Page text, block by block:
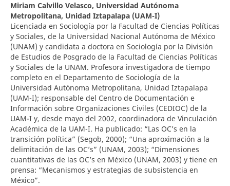
Miriam Calvillo Velasco, Universidad Autónoma
Metropolitana, Unidad Iztapalapa (UAM-I)
Licenciada en Sociología por la Facultad de Ciencias Políticas
y Sociales, de la Universidad Nacional Autónoma de México
(UNAM) y candidata a doctora en Sociología por la División
de Estudios de Posgrado de la Facultad de Ciencias Políticas
y Sociales de la UNAM. Profesora investigadora de tiempo
completo en el Departamento de Sociología de la
Universidad Autónoma Metropolitana, Unidad Iztapalapa
(UAM-I); responsable del Centro de Documentación e
Información sobre Organizaciones Civiles (CEDIOC) de la
UAM-I y, desde mayo del 2002, coordinadora de Vinculación
Académica de la UAM-I. Ha publicado: “Las OC’s en la
transición política” (Segob, 2000); “Una aproximación a la
delimitación de las OC’s” (UNAM, 2003); “Dimensiones
cuantitativas de las OC’s en México (UNAM, 2003) y tiene en
prensa: “Mecanismos y estrategias de subsistencia en
México”.